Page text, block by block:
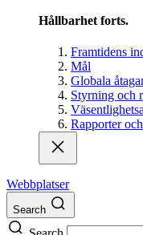
Hållbarhet forts.
Framtidens
Mål
Globala
Styrning och
Rapporter
Webbplatser
Search